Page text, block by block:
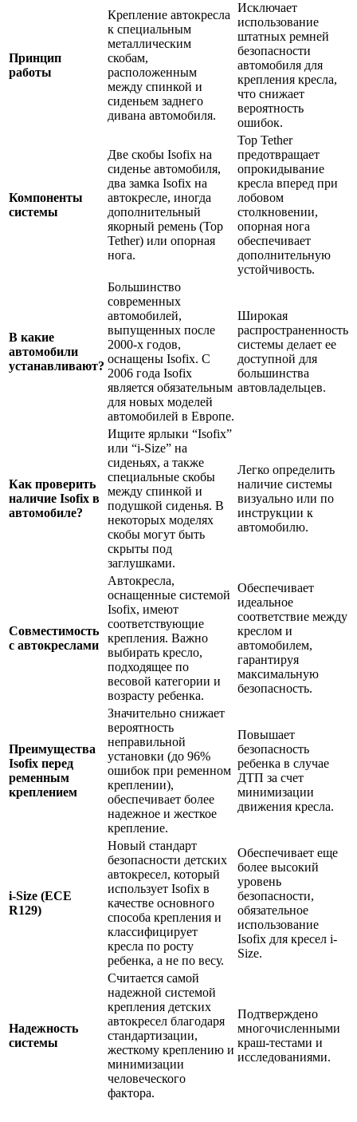
Принцип
работы
Крепление автокресла
к специальным
металлическим
скобам,
расположенным
между спинкой и
сиденьем заднего
дивана автомобиля.
Исключает
использование
штатных ремней
безопасности
автомобиля для
крепления кресла,
что снижает
вероятность
ошибок.
Компоненты
системы
Две скобы Isofix на
сиденье автомобиля,
два замка Isofix на
автокресле, иногда
дополнительный
якорный ремень (Top
Tether) или опорная
нога.
Top Tether
предотвращает
опрокидывание
кресла вперед при
лобовом
столкновении,
опорная нога
обеспечивает
дополнительную
устойчивость.
В какие
автомобили
устанавливают?
Большинство
современных
автомобилей,
выпущенных после
2000-х годов,
оснащены Isofix. С
2006 года Isofix
является обязательным
для новых моделей
автомобилей в Европе.
Широкая
распространенность
системы делает ее
доступной для
большинства
автовладельцев.
Как проверить
наличие Isofix в
автомобиле?
Ищите ярлыки “Isofix”
или “i-Size” на
сиденьях, а также
специальные скобы
между спинкой и
подушкой сиденья. В
некоторых моделях
скобы могут быть
скрыты под
заглушками.
Легко определить
наличие системы
визуально или по
инструкции к
автомобилю.
Совместимость
с автокреслами
Автокресла,
оснащенные системой
Isofix, имеют
соответствующие
крепления. Важно
выбирать кресло,
подходящее по
весовой категории и
возрасту ребенка.
Обеспечивает
идеальное
соответствие между
креслом и
автомобилем,
гарантируя
максимальную
безопасность.
Преимущества
Isofix перед
ременным
креплением
Значительно снижает
вероятность
неправильной
установки (до 96%
ошибок при ременном
креплении),
обеспечивает более
надежное и жесткое
крепление.
Повышает
безопасность
ребенка в случае
ДТП за счет
минимизации
движения кресла.
i-Size (ECE
R129)
Новый стандарт
безопасности детских
автокресел, который
использует Isofix в
качестве основного
способа крепления и
классифицирует
кресла по росту
ребенка, а не по весу.
Обеспечивает еще
более высокий
уровень
безопасности,
обязательное
использование
Isofix для кресел i-
Size.
Надежность
системы
Считается самой
надежной системой
крепления детских
автокресел благодаря
стандартизации,
жесткому креплению и
минимизации
человеческого
фактора.
Подтверждено
многочисленными
краш-тестами и
исследованиями.